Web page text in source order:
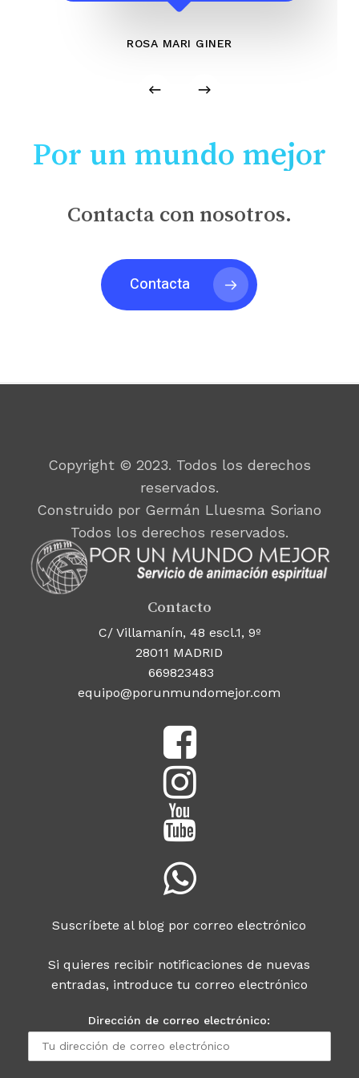
ROSA MARI GINER
Por un mundo mejor
Contacta con nosotros.
Contacta
Copyright © 2023. Todos los derechos
reservados.
Construido por Germán Lluesma Soriano
Todos los derechos reservados.
Contacto
C/ Villamanín, 48 escl.1, 9º
28011 MADRID
669823483
equipo@porunmundomejor.com
Suscríbete al blog por correo electrónico
Si quieres recibir notificaciones de nuevas
entradas, introduce tu correo electrónico
Dirección de correo electrónico: